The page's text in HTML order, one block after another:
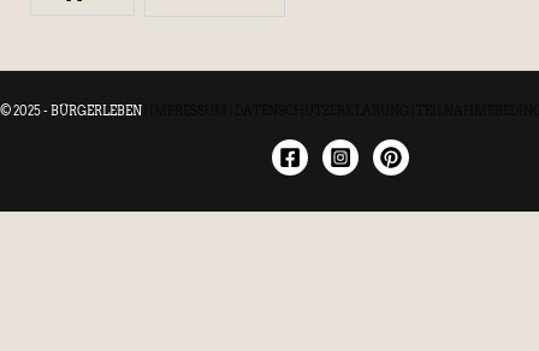
© 2025 - BÜRGERLEBEN